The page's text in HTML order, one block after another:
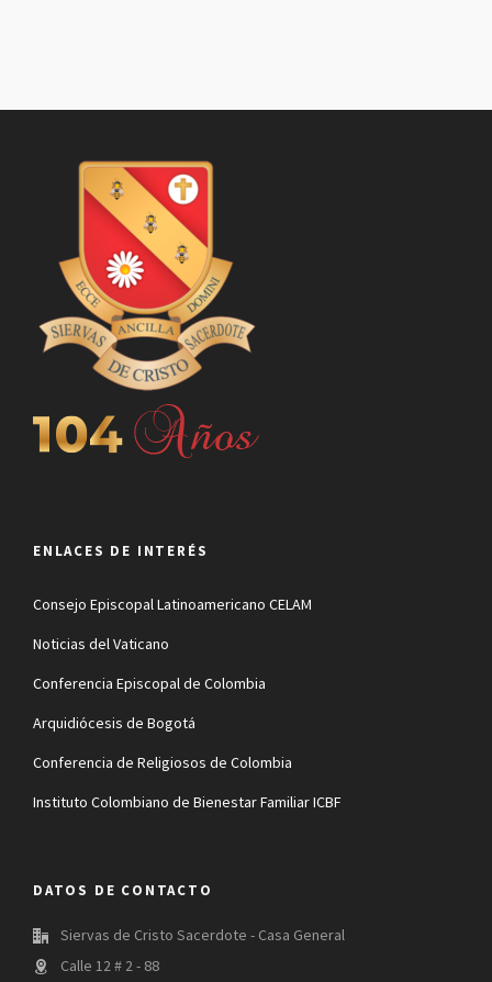
ENLACES DE INTERÉS
Consejo Episcopal Latinoamericano CELAM
Noticias del Vaticano
Conferencia Episcopal de Colombia
Arquidiócesis de Bogotá
Conferencia de Religiosos de Colombia
Instituto Colombiano de Bienestar Familiar ICBF
DATOS DE CONTACTO
Siervas de Cristo Sacerdote - Casa General
Calle 12 # 2 - 88